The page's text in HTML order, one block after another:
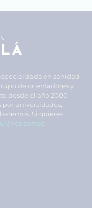
en sanidad
de orientadores y
desde el año 2000
por universidades,
Si quieres
somos